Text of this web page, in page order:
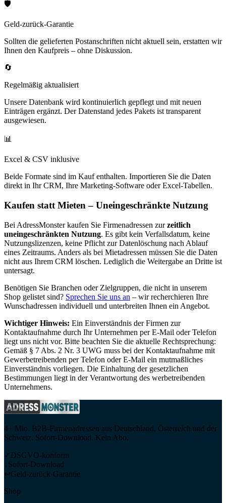
🛡️
Geld-zurück-Garantie
Sollten die gelieferten Postanschriften nicht aktuell sein, erstatten wir
Ihnen den Kaufpreis – ohne Diskussion.
🔄
Regelmäßig aktualisiert
Unsere Datenbank wird kontinuierlich gepflegt und mit neuen
Einträgen ergänzt. Der Datenstand jedes Pakets ist transparent
ausgewiesen.
📊
Excel & CSV inklusive
Beide Formate sind im Kauf enthalten. Importieren Sie die Daten
direkt in Ihr CRM, Ihre Marketing-Software oder Excel-Tabellen.
Kaufen statt Mieten – Uneingeschränkte Nutzung
Bei AdressMonster kaufen Sie Firmenadressen zur zeitlich
uneingeschränkten Nutzung. Es gibt kein Verfallsdatum, keine
Nutzungslizenzen, keine Pflicht zur Datenlöschung nach Ablauf
eines Zeitraums. Anders als bei Mietadressen müssen Sie die Daten
nicht aus Ihrem CRM löschen. Lediglich die Weitergabe an Dritte ist
untersagt.
Benötigen Sie Branchen oder Zielgruppen, die nicht in unserem
Shop gelistet sind? Sprechen Sie uns an – wir recherchieren Ihre
Wunschadressen individuell und unterbreiten Ihnen ein Angebot.
Wichtiger Hinweis: Ein Einverständnis der Firmen zur
Kontaktaufnahme durch Ihr Unternehmen per E-Mail oder Telefon
liegt uns nicht vor. Bitte beachten Sie die aktuelle Rechtsprechung:
Gemäß § 7 Abs. 2 Nr. 3 UWG muss bei der Kontaktaufnahme mit
Gewerbetreibenden per Telefon oder E-Mail ein mutmaßliches
Einverständnis vorliegen. Die Einhaltung der gesetzlichen
Bestimmungen liegt in der Verantwortung des werbetreibenden
Unternehmens.
4+ Mio. B2B-Firmenadressen aus Deutschland, Österreich und der
Schweiz. Sofort-Download. Kein Abo.
✓ DSGVO-konform
↓Sofort-Download
↩Geld-zurück-Garantie
Shop